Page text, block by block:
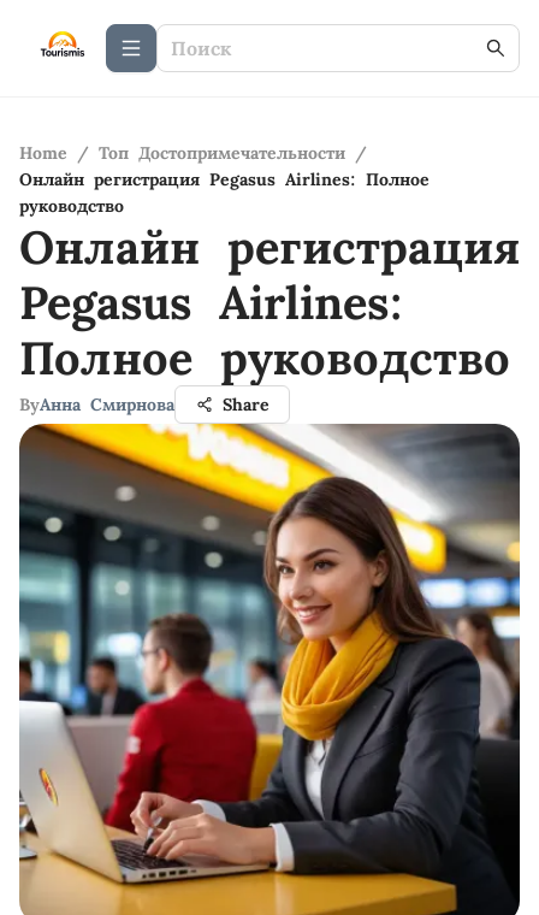
Home / Топ Достопримечательности /
Онлайн регистрация Pegasus Airlines: Полное
руководство
Онлайн регистрация
Pegasus Airlines:
Полное руководство
ByАнна Смирнова Share